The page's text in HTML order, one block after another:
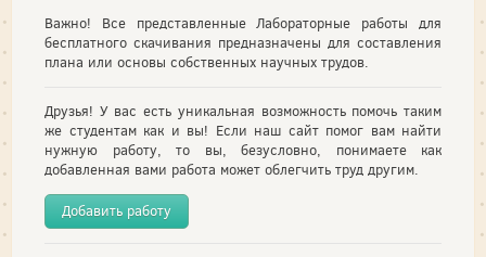
Важно! Все представленные Лабораторные работы для
бесплатного скачивания предназначены для составления
плана или основы собственных научных трудов.
Друзья! У вас есть уникальная возможность помочь таким
же студентам как и вы! Если наш сайт помог вам найти
нужную работу, то вы, безусловно, понимаете как
добавленная вами работа может облегчить труд другим.
Добавить работу